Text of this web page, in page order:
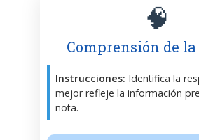
🧠
Comprensión de
Instrucciones: Identifica la
mejor refleje la información
nota.